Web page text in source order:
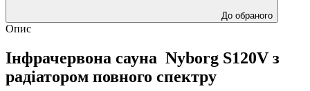
До обраного
Опис
Інфрачервона сауна Nyborg S120V з
радіатором повного спектру